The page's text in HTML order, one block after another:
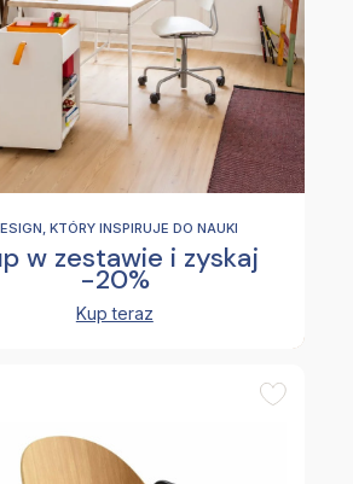
KTÓRY INSPIRUJE DO NAUKI
w zestawie i zyskaj
-20%
Kup teraz